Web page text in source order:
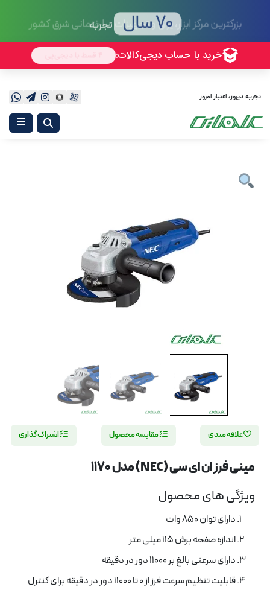
70 سال تجربه
تجربه دیروز، اعتبار امروز
علاقه مندی مقایسه محصول اشتراک گذاری
مینی فرز ان ای سی (NEC) مدل 1170
ویژگی های محصول
دارای توان 850 وات
اندازه صفحه برش 115 میلی متر
دارای سرعتی بالغ بر 11000 دور در دقیقه
قابلیت تنظیم سرعت فرز از 0 تا 11000 دور در دقیقه برای کنترل